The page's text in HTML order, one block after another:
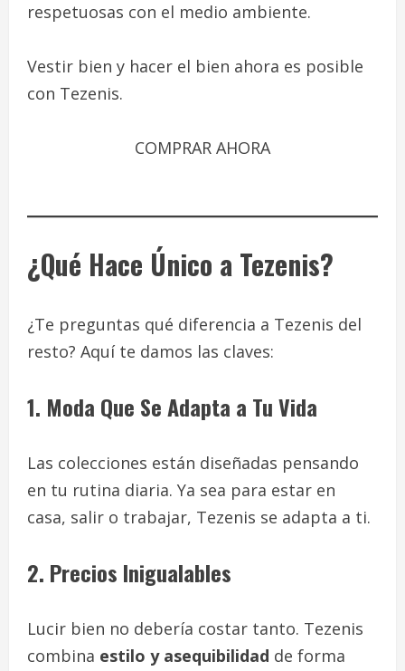
respetuosas con el medio ambiente.
Vestir bien y hacer el bien ahora es posible
con Tezenis.
COMPRAR AHORA
¿Qué Hace Único a Tezenis?
¿Te preguntas qué diferencia a Tezenis del
resto? Aquí te damos las claves:
1. Moda Que Se Adapta a Tu Vida
Las colecciones están diseñadas pensando
en tu rutina diaria. Ya sea para estar en
casa, salir o trabajar, Tezenis se adapta a ti.
2. Precios Inigualables
Lucir bien no debería costar tanto. Tezenis
combina estilo y asequibilidad de forma